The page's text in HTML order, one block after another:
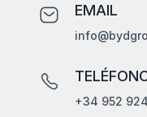
EMAIL
+34 952